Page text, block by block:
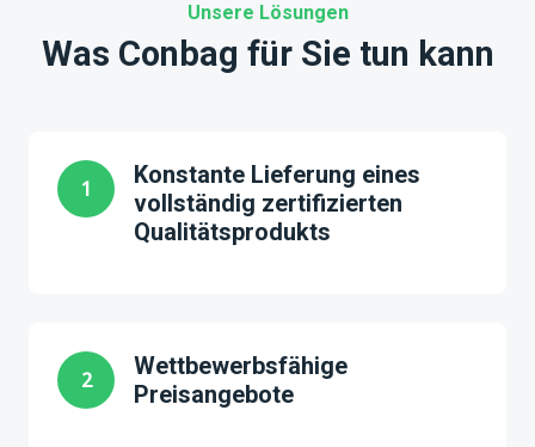
Unsere Lösungen
Was Conbag für Sie tun kann
1
Konstante Lieferung eines
vollständig zertifizierten
Qualitätsprodukts
2
Wettbewerbsfähige
Preisangebote